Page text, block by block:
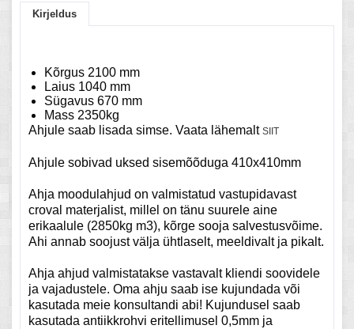
Kirjeldus
Kõrgus 2100 mm
Laius 1040 mm
Sügavus 670 mm
Mass 2350kg
Ahjule saab lisada simse. Vaata lähemalt SIIT
Ahjule sobivad uksed sisemõõduga 410x410mm
Ahja moodulahjud on valmistatud vastupidavast
croval materjalist, millel on tänu suurele aine
erikaalule (2850kg m3), kõrge sooja salvestusvõime.
Ahi annab soojust välja ühtlaselt, meeldivalt ja pikalt.
Ahja ahjud valmistatakse vastavalt kliendi soovidele
ja vajadustele. Oma ahju saab ise kujundada või
kasutada meie konsultandi abi! Kujundusel saab
kasutada antiikkrohvi eritellimusel 0,5mm ja